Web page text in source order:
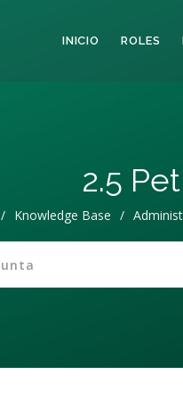
INICIO ROLES
2.5
/ Knowledge Base /